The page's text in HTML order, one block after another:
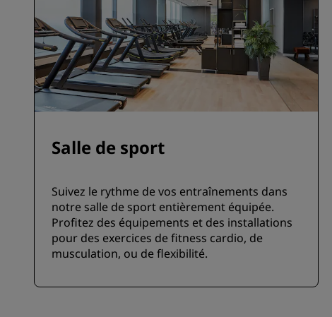
Salle de sport
Suivez le rythme de vos entraînements dans
notre salle de sport entièrement équipée.
Profitez des équipements et des installations
pour des exercices de fitness cardio, de
musculation, ou de flexibilité.